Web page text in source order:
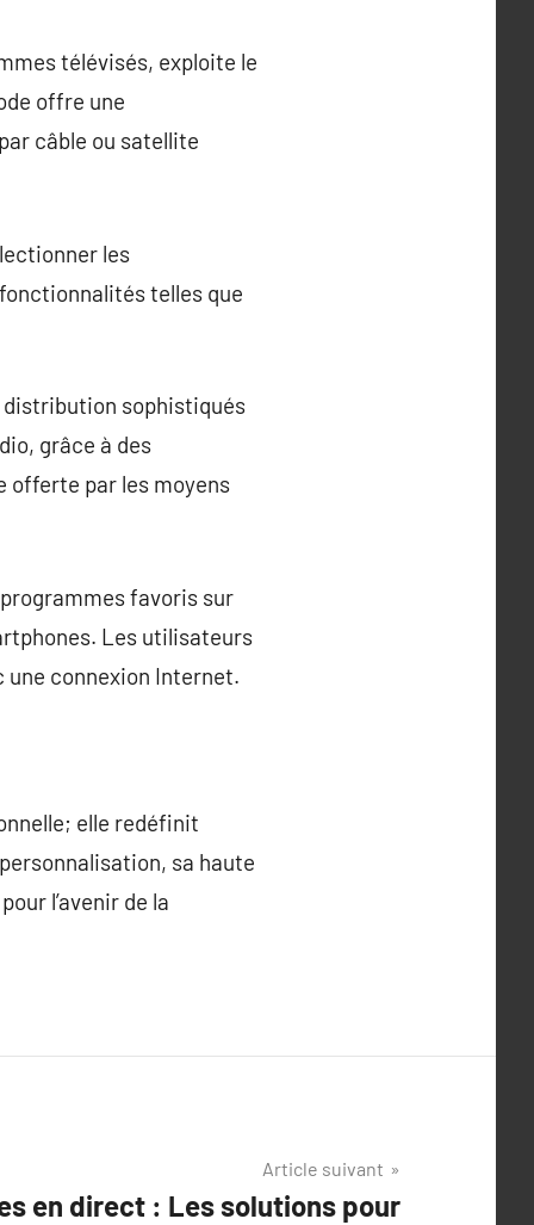
télévisés, exploite le
offre une
câble ou satellite
les
telles que
distribution sophistiqués
grâce à des
offerte par les moyens
favoris sur
Les utilisateurs
une connexion Internet.
elle redéfinit
sa haute
l’avenir de la
Article suivant
en direct : Les solutions pour